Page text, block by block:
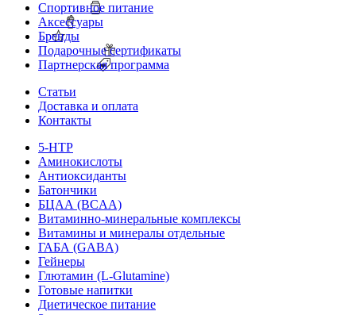
Спортивное питание
Аксессуары
Бренды
Подарочные сертификаты
Партнерская программа
Статьи
Доставка и оплата
Контакты
5-HTP
Аминокислоты
Антиоксиданты
Батончики
БЦАА (BCAA)
Витаминно-минеральные комплексы
Витамины и минералы отдельные
ГАБА (GABA)
Гейнеры
Глютамин (L-Glutamine)
Готовые напитки
Диетическое питание